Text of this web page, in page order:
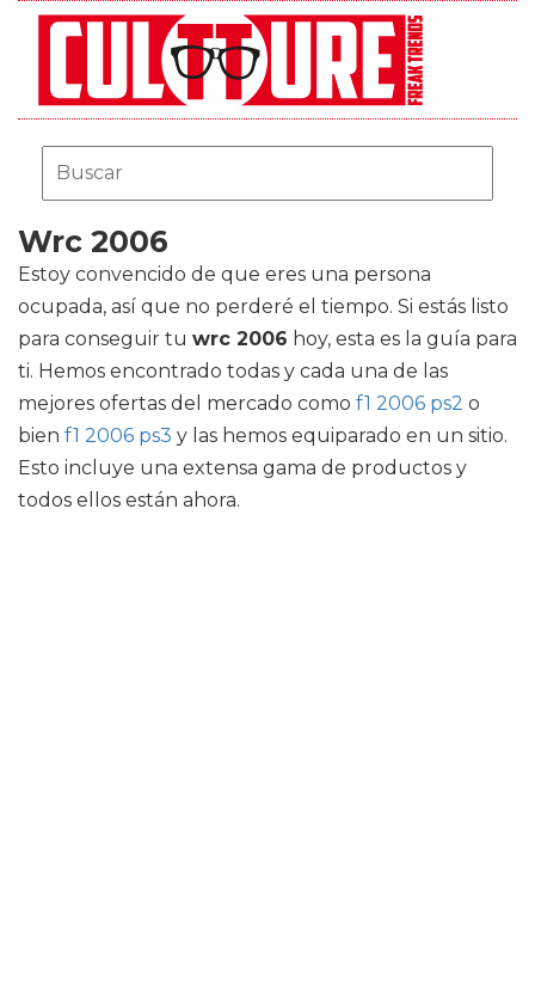
Wrc 2006
Estoy convencido de que eres una persona
ocupada, así que no perderé el tiempo. Si estás listo
para conseguir tu wrc 2006 hoy, esta es la guía para
ti. Hemos encontrado todas y cada una de las
mejores ofertas del mercado como f1 2006 ps2 o
bien f1 2006 ps3 y las hemos equiparado en un sitio.
Esto incluye una extensa gama de productos y
todos ellos están ahora.